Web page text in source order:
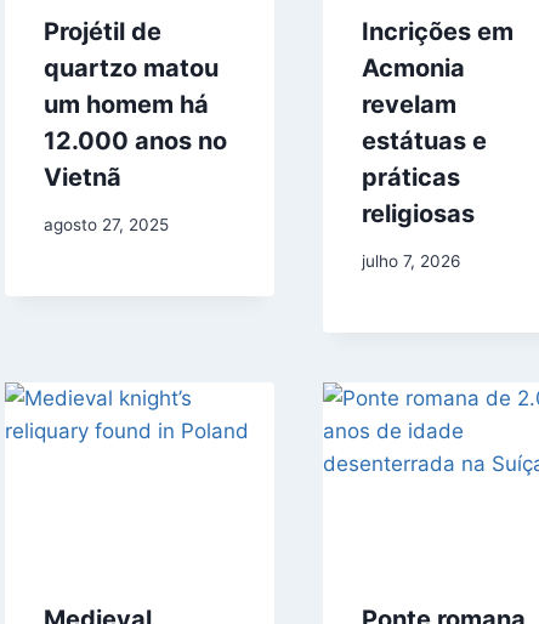
Projétil de
quartzo matou
um homem há
12.000 anos no
Vietnã
agosto 27, 2025
Incrições em
Acmonia
revelam
estátuas e
práticas
religiosas
julho 7, 2026